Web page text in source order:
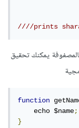
////prints
يمكنك تحقيق
function
    echo $name
;
}